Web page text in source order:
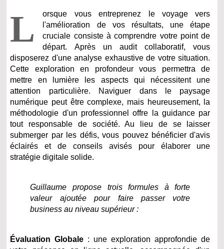
L
orsque vous entreprenez le voyage vers
l'amélioration de vos résultats, une étape
cruciale consiste à comprendre votre point de
départ. Après un audit collaboratif, vous
disposerez d'une analyse exhaustive de votre situation.
Cette exploration en profondeur vous permettra de
mettre en lumière les aspects qui nécessitent une
attention particulière. Naviguer dans le paysage
numérique peut être complexe, mais heureusement, la
méthodologie d'un professionnel offre la guidance par
tout responsable de société. Au lieu de se laisser
submerger par les défis, vous pouvez bénéficier d'avis
éclairés et de conseils avisés pour élaborer une
stratégie digitale solide.
Guillaume propose trois formules à forte
valeur ajoutée pour faire passer votre
business au niveau supérieur :
Évaluation Globale : une exploration approfondie de